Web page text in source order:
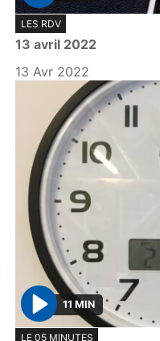
P
l
a
y
LES RDV
13 avril 2022
13 Avr 2022
P
11 MIN
LE 05 MINUTES